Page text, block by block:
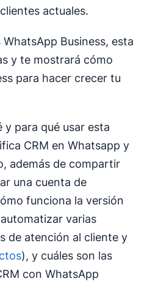
actuales.
Business, esta
y te mostrará cómo
para hacer crecer tu
y para qué usar esta
CRM en Whatsapp y
además de compartir
una cuenta de
funciona la versión
varias
de atención al cliente y
), y cuáles son las
con WhatsApp